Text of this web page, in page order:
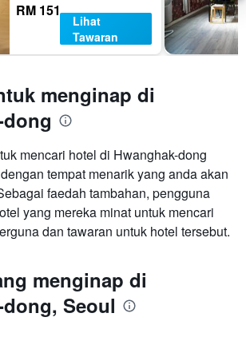
RM 151
Lihat
Tawaran
menginap di
mencari hotel di Hwanghak-dong
tempat menarik yang anda akan
faedah tambahan, pengguna
yang mereka minat untuk mencari
dan tawaran untuk hotel tersebut.
menginap di
Seoul